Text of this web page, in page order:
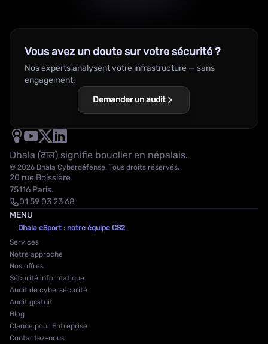
Vous avez un doute sur votre sécurité ?
Nos experts analysent votre infrastructure — sans
engagement.
Demander un audit
Dhala (ढाल) signifie bouclier en népalais.
© 2026 Dhala Cyberdéfense. Tous droits réservés.
20 rue Boissière
75116 Paris.
01 59 03 23 68
MENU
Dhala eSport : notre équipe CS2
Services
Notre approche
Nos offres
Sécurité informatique
Audit de cybersécurité
Audit gratuit
Blog
Claude pour Entreprise
Contactez-nous